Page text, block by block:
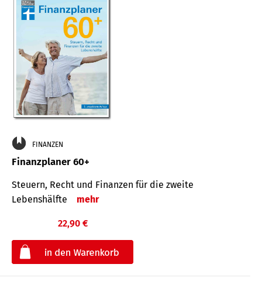
FINANZEN
Finanzplaner 60+
Steuern, Recht und Finanzen für die zweite
Lebenshälfte
mehr
22,90 €